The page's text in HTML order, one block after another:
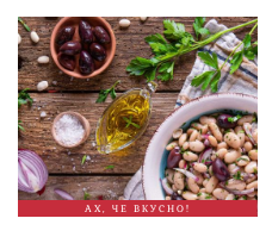
АХ, ЧЕ ВКУСНО!